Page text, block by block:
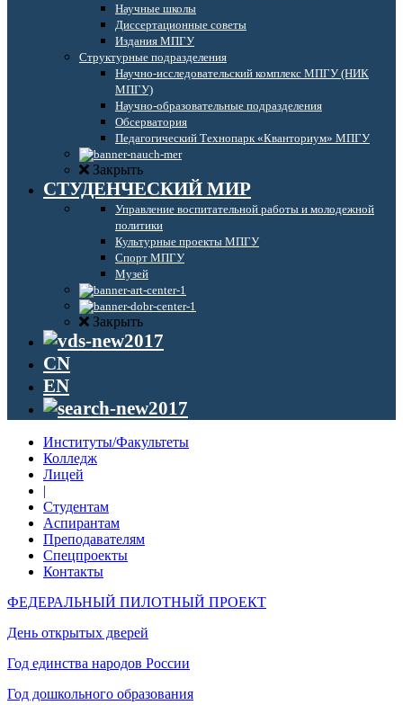
Научные школы
Диссертационные советы
Издания МПГУ
Структурные подразделения
Научно-исследовательский комплекс МПГУ (НИК
МПГУ)
Научно-образовательные подразделения
Обсерватория
Педагогический Технопарк «Кванториум» МПГУ
Закрыть
СТУДЕНЧЕСКИЙ МИР
Управление воспитательной работы и молодежной
политики
Культурные проекты МПГУ
Спорт МПГУ
Музей
Закрыть
CN
EN
Институты/Факультеты
Колледж
Лицей
|
Студентам
Аспирантам
Преподавателям
Спецпроекты
Контакты
ФЕДЕРАЛЬНЫЙ ПИЛОТНЫЙ ПРОЕКТ
День открытых дверей
Год единства народов России
Год дошкольного образования